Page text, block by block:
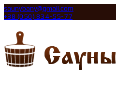
saunybany@gmail.com
+38 (050) 834-55-77